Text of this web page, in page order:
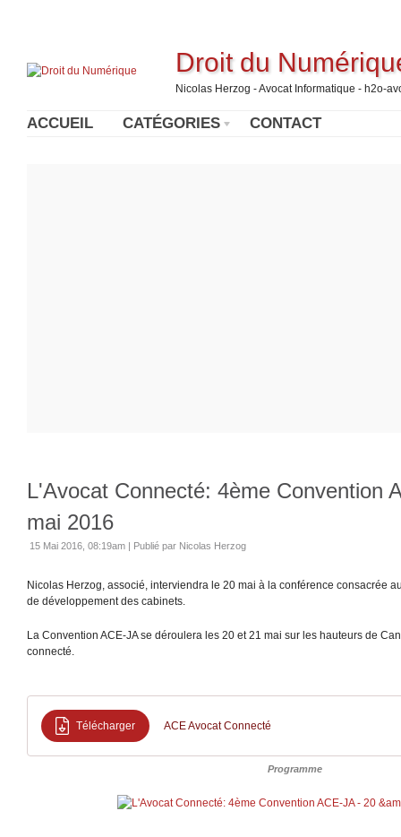
Droit du
Nicolas Herzog - Avocat Informatique - h2o-
ACCUEIL CATÉGORIES CONTACT
L'Avocat Connecté: 4ème Convention
mai 2016
15 Mai 2016, 08:19am | Publié par Nicolas Herzog
Nicolas Herzog, associé, interviendra le 20 mai à la conférence consacrée
de développement des cabinets.
La Convention ACE-JA se déroulera les 20 et 21 mai sur les hauteurs de
connecté.
Télécharger ACE Avocat Connecté
Programme